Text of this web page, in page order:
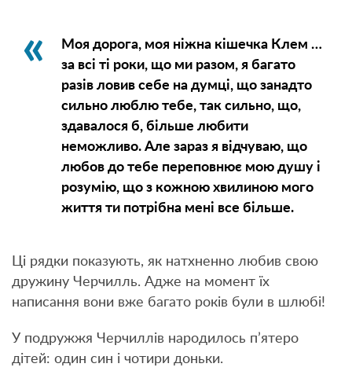
Моя дорога, моя ніжна кішечка Клем …
за всі ті роки, що ми разом, я багато
разів ловив себе на думці, що занадто
сильно люблю тебе, так сильно, що,
здавалося б, більше любити
неможливо. Але зараз я відчуваю, що
любов до тебе переповнює мою душу і
розумію, що з кожною хвилиною мого
життя ти потрібна мені все більше.
Ці рядки показують, як натхненно любив свою
дружину Черчилль. Адже на момент їх
написання вони вже багато років були в шлюбі!
У подружжя Черчиллів народилось п’ятеро
дітей: один син і чотири доньки.